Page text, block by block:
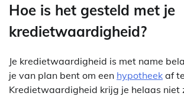
Hoe is het gesteld met je
kredietwaardigheid?
Je kredietwaardigheid is met name
je van plan bent om een hypotheek af
Kredietwaardigheid krijg je helaas niet